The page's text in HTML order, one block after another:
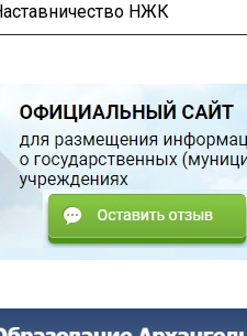
НЖК